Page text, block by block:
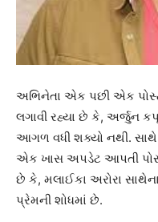
અભિનેતા એક પછી એક
લગાવી રહ્યા છે કે, અર્જુન
આગળ વધી શક્યો નથી.
એક ખાસ અપડેટ આપતી
છે કે, મલાઈકા અરોરા
પ્રેમની શોધમાં છે.